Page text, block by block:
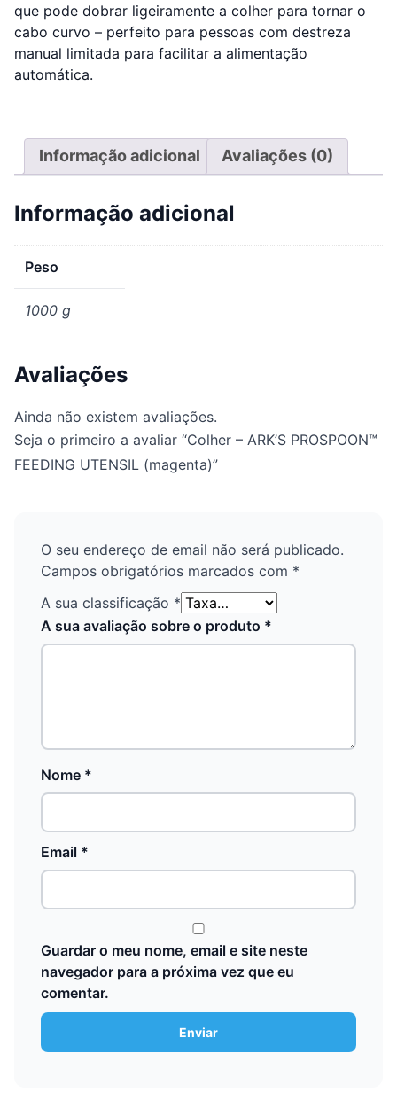
que pode dobrar ligeiramente a colher para tornar o
cabo curvo – perfeito para pessoas com destreza
manual limitada para facilitar a alimentação
automática.
Informação adicional Avaliações (0)
Informação adicional
Peso
1000 g
Avaliações
Ainda não existem avaliações.
Seja o primeiro a avaliar “Colher – ARK’S PROSPOON™
FEEDING UTENSIL (magenta)”
O seu endereço de email não será publicado.
Campos obrigatórios marcados com *
A sua classificação *
A sua avaliação sobre o produto *
Nome *
Email *
Guardar o meu nome, email e site neste
navegador para a próxima vez que eu
comentar.